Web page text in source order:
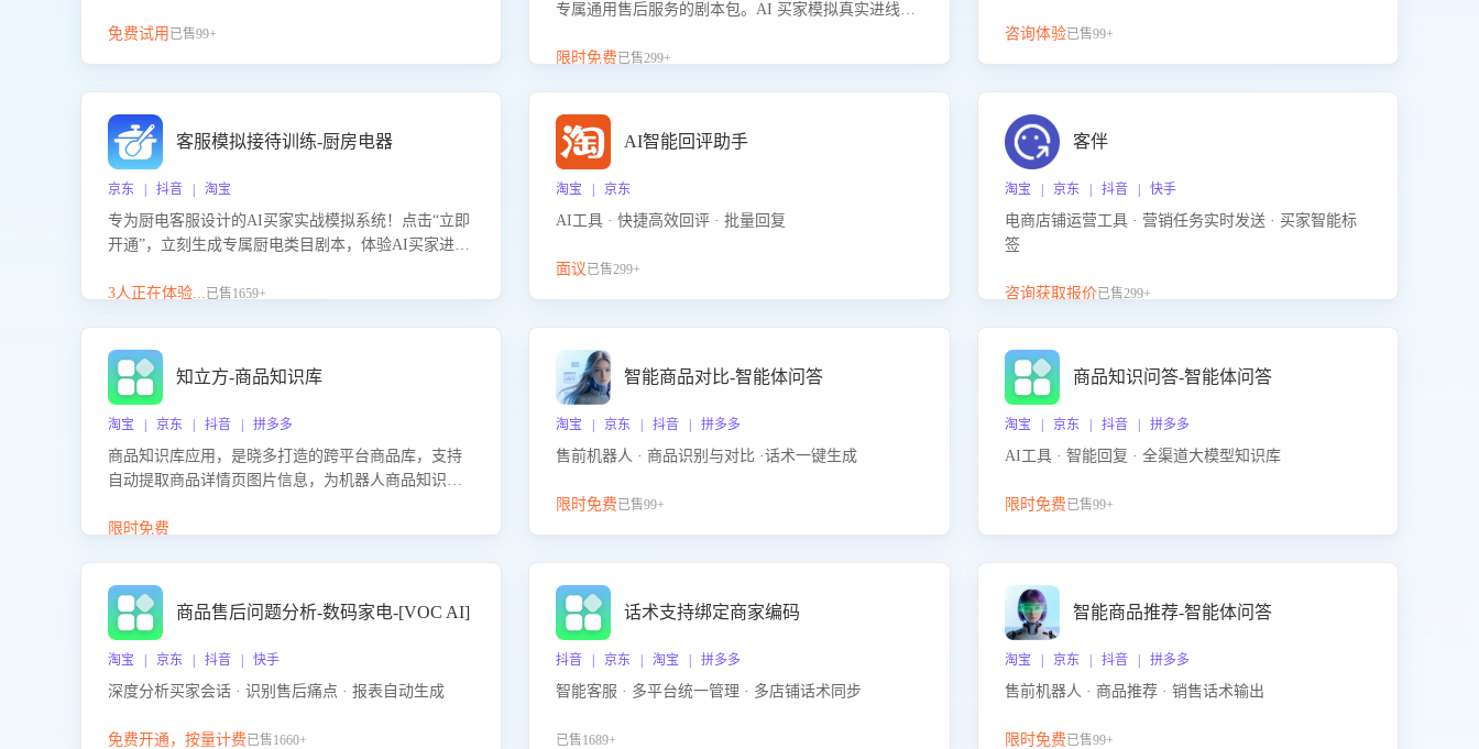
免费试用 已售99+
专属通用售后服务的剧本包。AI 买家模拟真实进线咨
咨询等售后场景的应对要点，轻松提升服务能力。
限时免费已售299+
咨询体验已售99+
客服模拟接待训练-厨房电器
京东 | 抖音 | 淘宝
专为厨电客服设计的AI买家实战模拟系统！点击“立即
开通”，立刻生成专属厨电类目剧本，体验AI买家进线
能咨询”等真实场景应对技巧！
3人正在体验...已售1659+
AI智能回评助手
淘宝 | 京东
AI工具 · 快捷高效回评 · 批量回复
面议已售299+
客伴
淘宝 | 京东 | 抖音 | 快手
电商店铺运营工具 · 营销任务实时发送 · 买家智能标
签
咨询获取报价已售299+
知立方-商品知识库
淘宝 | 京东 | 抖音 | 拼多多
商品知识库应用，是晓多打造的跨平台商品库，支持
自动提取商品详情页图片信息，为机器人商品知识问
商品知识。
限时免费
智能商品对比-智能体问答
淘宝 | 京东 | 抖音 | 拼多多
售前机器人 · 商品识别与对比 ·话术一键生成
限时免费已售99+
商品知识问答-智能体问答
淘宝 | 京东 | 抖音 | 拼多多
AI工具 · 智能回复 · 全渠道大模型知识库
限时免费已售99+
商品售后问题分析-数码家电-[VOC AI]
淘宝 | 京东 | 抖音 | 快手
深度分析买家会话 · 识别售后痛点 · 报表自动生成
免费开通，按量计费已售1660+
话术支持绑定商家编码
抖音 | 京东 | 淘宝 | 拼多多
智能客服 · 多平台统一管理 · 多店铺话术同步
已售1689+
智能商品推荐-智能体问答
淘宝 | 京东 | 抖音 | 拼多多
售前机器人 · 商品推荐 · 销售话术输出
限时免费已售99+